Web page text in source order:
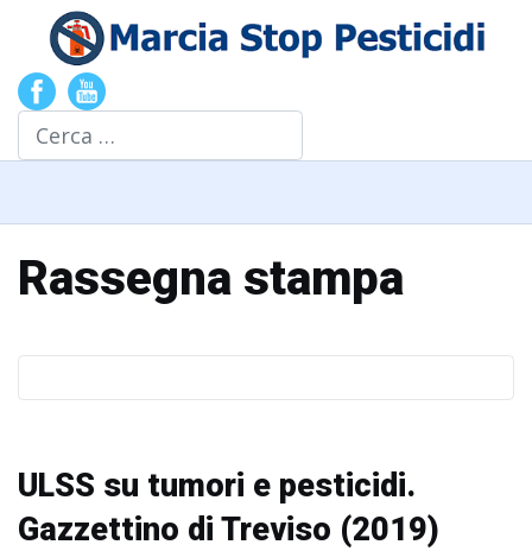
Cerca
Rassegna stampa
ULSS su tumori e pesticidi.
Gazzettino di Treviso (2019)